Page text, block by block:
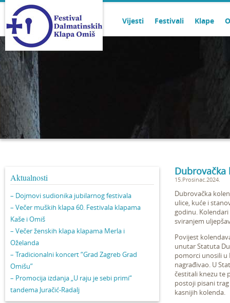
Vijesti Festivali Klape
Aktualnosti
– Dojmovi sudionika jubilarnog festivala
– Večer muških klapa 60. Festivala klapama
Kaše i Omiš
– Večer ženskih klapa klapama Merla i
Oželanda
– Tradicionalni koncert “Grad Zagreb Grad
Omišu”
– Promocija izdanja „U raju je sebi primi“
tandema Juračić-Radalj
Dubrovačka
15.Prosinac.2024.
Dubrovačka
ulice, kuće i
godinu.
sviranjem
Povijest
unutar Statuta
pomorci unosili u
nagrađivao. U
čestitali knezu te
postoji pisani
kasnijih kolenda.